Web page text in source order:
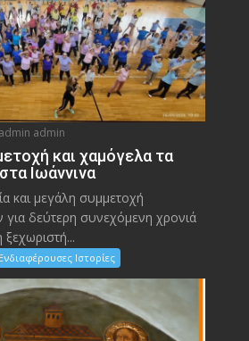
admin admin
και χαμόγελα τα
Ιωάννινα
και μεγάλη συμμετοχή
για δεύτερη συνεχόμενη χρονιά
ξεχωριστή...
Ενδιαφέρουσες Ιστορίες